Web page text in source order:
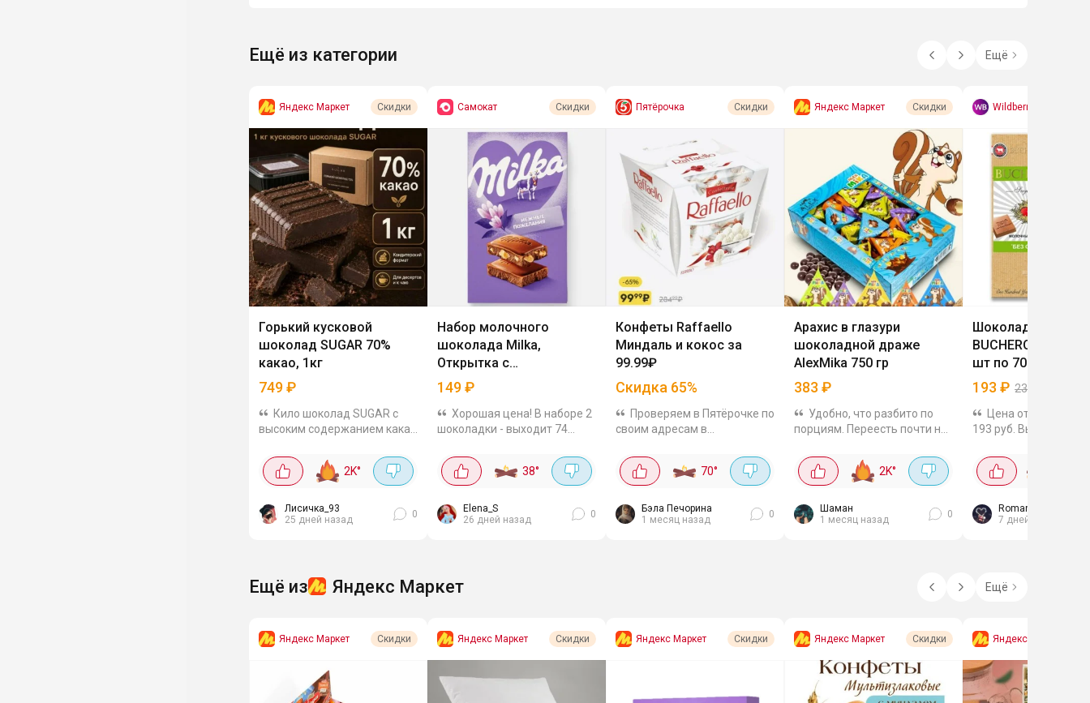
Ещё из категории Ещё
Яндекс Маркет Скидки
Горький кусковой
шоколад SUGAR 70%
какао, 1кг
749₽
Кило шоколад SUGAR с
высоким содержанием какао
кусочки легко отделяются.
Берите для выпечки,
так.
2K°
Лисичка_93
25 дней назад
0
Самокат Скидки
Набор молочного
шоколада Milka,
Открытка с
пожеланиями, 160 г
149₽
Хорошая цена! В наборе 2
шоколадки - выходит 74
годности до конца августа.
Не знаю везде ли такая
38°
Elena_S
26 дней назад
0
Пятёрочка Скидки
Конфеты Raffaello
Миндаль и кокос за
99.99₽
Скидка 65%
Проверяем в Пятёрочке по
своим адресам в
наличие и цена на конфеты
может отличаться в
Скидкой поделилась...
70°
Бэла Печорина
1 месяц назад
0
Яндекс Маркет Скидки
Арахис в глазури
шоколадной драже
AlexMika 750 гр
383 ₽
Удобно, что разбито по
порциям. Переесть почти не
подарков
2K°
Шаман
1 месяц назад
0
Wildberries
Шоколад
BUCHERON без
шт по 70 г
193 ₽ 230
Цена отличная за
193 руб. Выходит 96
отдает дикой химией.
Периодически
Romanovna
7 дней назад
Ещё из Яндекс Маркет Ещё
Яндекс Маркет Скидки Яндекс Маркет Скидки Яндекс Маркет Скидки Яндекс Маркет Скидки Яндекс Маркет